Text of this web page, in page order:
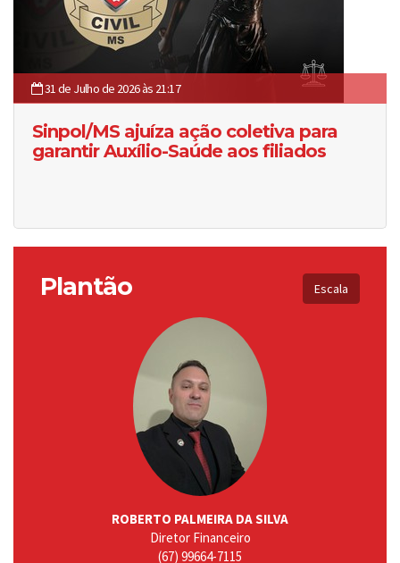
31 de Julho de 2026 às 21:17
Sinpol/MS ajuíza ação coletiva para
garantir Auxílio-Saúde aos filiados
Plantão Escala
ROBERTO PALMEIRA DA SILVA
Diretor Financeiro
(67) 99664-7115